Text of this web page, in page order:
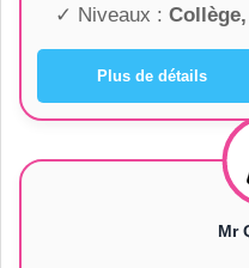
✓ Niveaux :
Plus de détails
Mr